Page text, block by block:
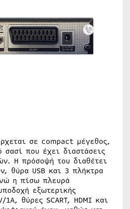
σε compact μέγεθος,
σασί που έχει διαστάσεις
Η πρόσοψή του διαθέτει
θύρα USB και 3 πλήκτρα
η πίσω πλευρά
εξωτερικής
1A, θύρες SCART, HDMI και